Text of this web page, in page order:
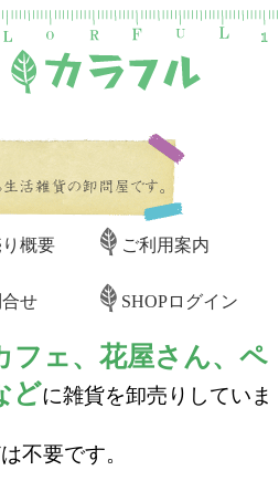
概要 ご利用案内
せ SHOPログイン
フェ、花屋さん、ペ
どに雑貨を卸売りしていま
不要です。